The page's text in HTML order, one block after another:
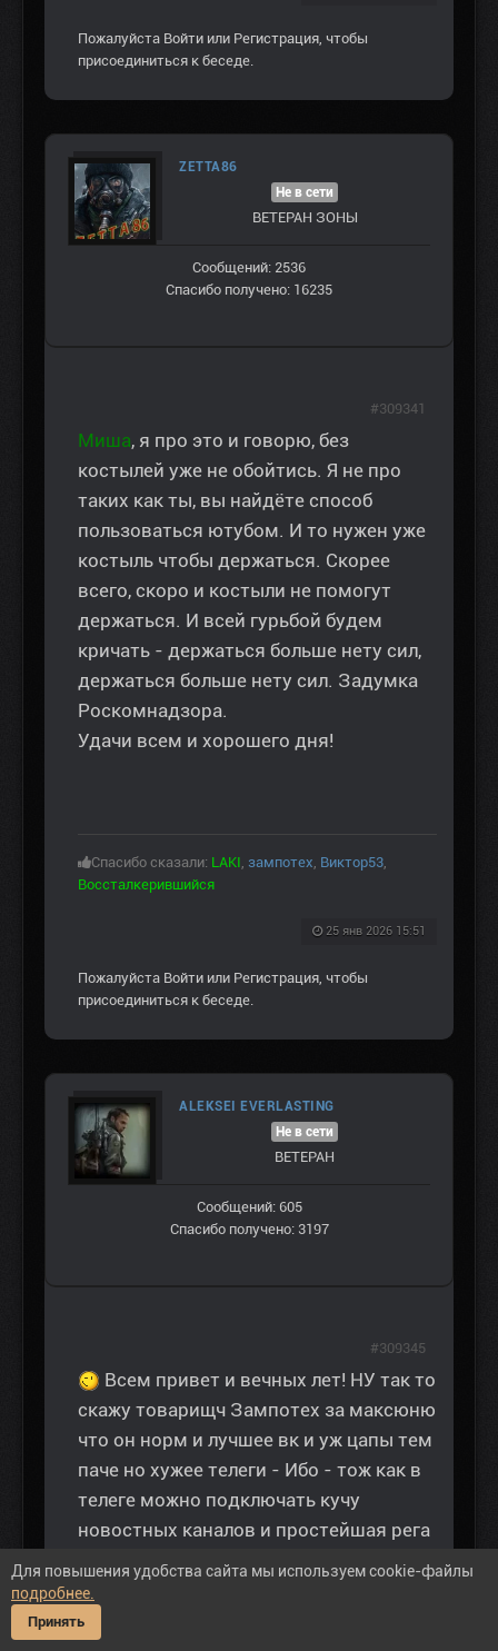
Пожалуйста Войти или Регистрация , чтобы
присоединиться к беседе.
ZETTA86
Не в сети
ВЕТЕРАН ЗOНЫ
Сообщений: 2536
Спасибо получено: 16235
Миша, я про это и говорю, без
костылей уже не обойтись. Я не про
таких как ты, вы найдёте способ
пользоваться ютубом. И то нужен уже
костыль чтобы держаться. Скорее
всего, скоро и костыли не помогут
держаться. И всей гурьбой будем
кричать - держаться больше нету сил,
держаться больше нету сил. Задумка
Роскомнадзора.
Удачи всем и хорошего дня!
Спасибо сказали: LAKI зампотех Виктор53
Воссталкерившийся
25 янв 2026 15:51
#309341
Пожалуйста Войти или Регистрация , чтобы
присоединиться к беседе.
ALEKSEI EVERLASTING
Не в сети
ВЕТЕРАН
Сообщений: 605
Спасибо получено: 3197
Всем привет и вечных лет! НУ так то
скажу товарищч Зампотех за максюню
что он норм и лучшее вк и уж цапы тем
паче но хужее телеги - Ибо - тож как в
телеге можно подключать кучу
новостных каналов и простейшая рега
-Но в плане пересылки инфы
дружбанам то головняк в отличие от
телеги ибо по одному - в телеге можно
#309345
Для повышения удобства сайта мы используем cookie-файлы
подробнее.
Принять